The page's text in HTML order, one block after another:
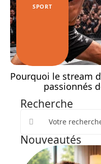
SPORT
Pourquoi le stream
passionnés
Recherche
Nouveautés